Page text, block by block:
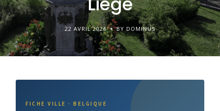
22 AVRIL 2026 BY DOMINUS
FICHE VILLE · BELGIQUE